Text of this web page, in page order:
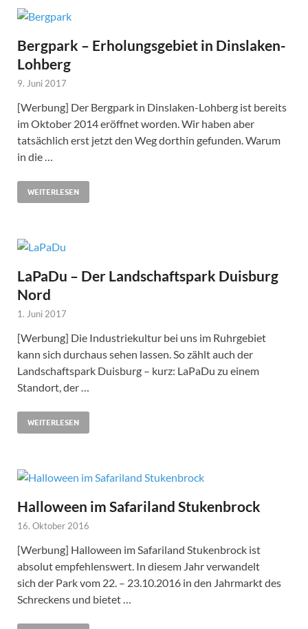
Bergpark – Erholungsgebiet in Dinslaken-
Lohberg
9. Juni 2017
[Werbung] Der Bergpark in Dinslaken-Lohberg ist bereits
im Oktober 2014 eröffnet worden. Wir haben aber
tatsächlich erst jetzt den Weg dorthin gefunden. Warum
in die …
WEITERLESEN
LaPaDu – Der Landschaftspark Duisburg
Nord
1. Juni 2017
[Werbung] Die Industriekultur bei uns im Ruhrgebiet
kann sich durchaus sehen lassen. So zählt auch der
Landschaftspark Duisburg – kurz: LaPaDu zu einem
Standort, der …
WEITERLESEN
Halloween im Safariland Stukenbrock
16. Oktober 2016
[Werbung] Halloween im Safariland Stukenbrock ist
absolut empfehlenswert. In diesem Jahr verwandelt
sich der Park vom 22. – 23.10.2016 in den Jahrmarkt des
Schreckens und bietet …